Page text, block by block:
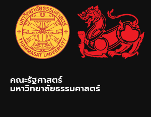
คณะรัฐศาสตร์
มหาวิทยาลัยธรรมศาสตร์